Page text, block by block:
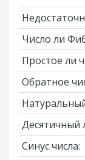
Число ли
Простое ли
Обратное
Десятичный
Синус числа: